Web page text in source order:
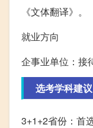
《文体翻译》。
就业方向
企事业单位：接
选考学科建议
3+1+2省份：首